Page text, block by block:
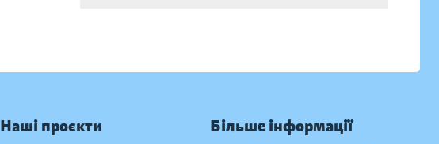
Наші проєкти Більше інформації